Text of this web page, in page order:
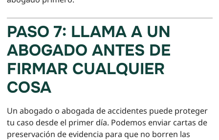
PASO 7: LLAMA A UN
ABOGADO ANTES DE
FIRMAR CUALQUIER
COSA
Un abogado o abogada de accidentes puede proteger
tu caso desde el primer día. Podemos enviar cartas de
preservación de evidencia para que no borren las